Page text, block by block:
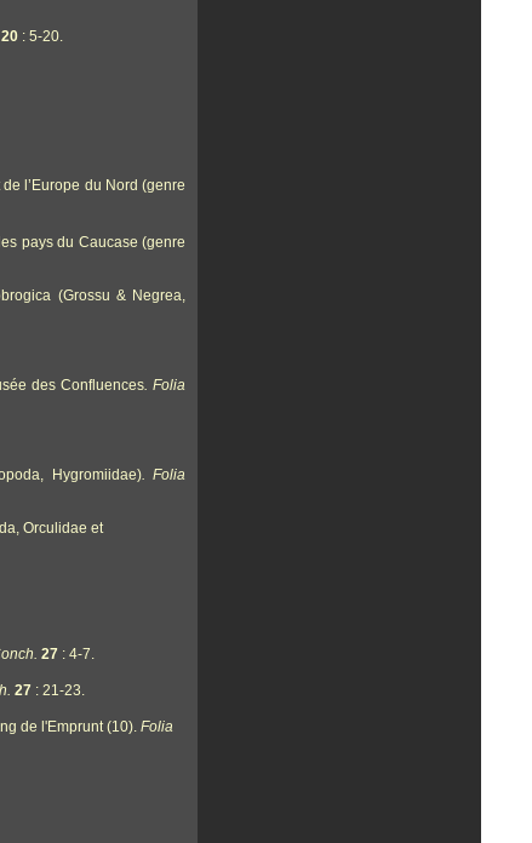
20 : 5-20.
l’Europe du Nord (genre
pays du Caucase (genre
(Grossu & Negrea,
des Confluences. Folia
Hygromiidae). Folia
Orculidae et
27 : 4-7.
27 : 21-23.
de l'Emprunt (10). Folia